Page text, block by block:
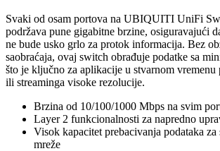
Svaki od osam portova na UBIQUITI UniFi
podržava pune gigabitne brzine, osiguravajući
ne bude usko grlo za protok informacija. Bez
saobraćaja, ovaj switch obrađuje podatke sa
što je ključno za aplikacije u stvarnom vremenu
ili streaminga visoke rezolucije.
Brzina od 10/100/1000 Mbps na svim
Layer 2 funkcionalnosti za napredno
Visok kapacitet prebacivanja podataka
mreže